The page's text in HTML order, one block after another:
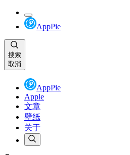
AppPie
搜索
取消
AppPie
Apple
文章
壁纸
关于